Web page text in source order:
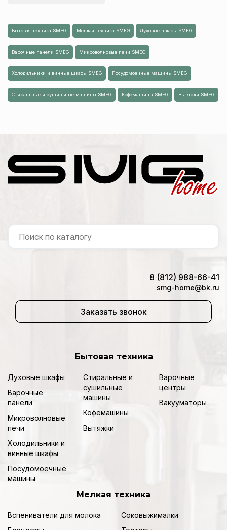
Бытовая техника SMEG Мелкая техника SMEG Духовые шкафы SMEG
Варочные панели SMEG Микроволновые печи SMEG
Холодильники и винные шкафы SMEG Посудомоечные машины SMEG
Стиральные и сушильные машины SMEG Кофемашины SMEG Вытяжки SMEG
8 (812) 988-66-41
smg-home@bk.ru
Заказать звонок
Бытовая техника
Духовые шкафы
Варочные
панели
Микроволновые
печи
Холодильники и
винные шкафы
Посудомоечные
машины
Стиральные и
сушильные
машины
Кофемашины
Вытяжки
Варочные
центры
Вакууматоры
Мелкая техника
Вспениватели для молока
Соковыжималки